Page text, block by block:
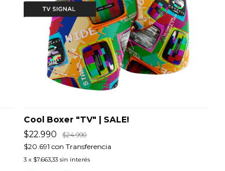
Cool Boxer "TV" | SALE!
$22.990
$24.990
$20.691con Transferencia
3 x $7.663,33 sin interés